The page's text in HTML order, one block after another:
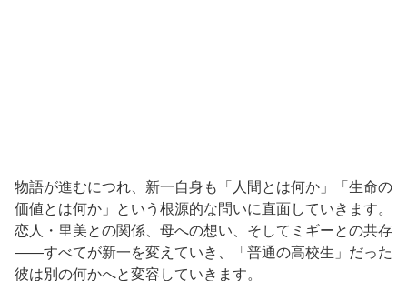
物語が進むにつれ、新一自身も「人間とは何か」「生命の
価値とは何か」という根源的な問いに直面していきます。
恋人・里美との関係、母への想い、そしてミギーとの共存
——すべてが新一を変えていき、「普通の高校生」だった
彼は別の何かへと変容していきます。